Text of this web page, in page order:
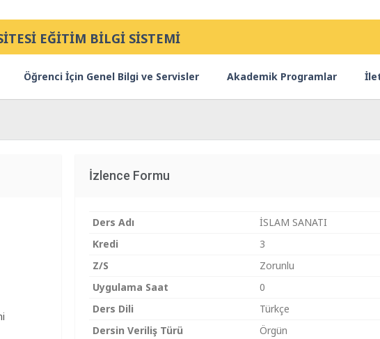
EĞİTİM BİLGİ SİSTEMİ
Öğrenci İçin Genel Bilgi ve Servisler Akademik Programlar
İzlence Formu
Ders Adı İSLAM SANATI
Kredi
3
Z/S
Zorunlu
Uygulama Saat
0
Ders Dili
Türkçe
Dersin Veriliş Türü
Örgün